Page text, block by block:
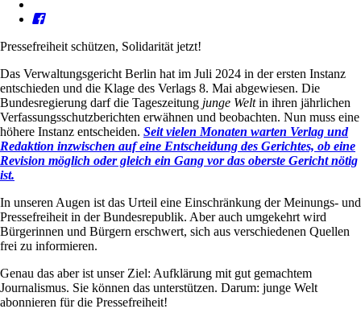
Pressefreiheit schützen, Solidarität jetzt!
Das Verwaltungsgericht Berlin hat im Juli 2024 in der ersten Instanz
entschieden und die Klage des Verlags 8. Mai abgewiesen. Die
Bundesregierung darf die Tageszeitung junge Weltin ihren jährlichen
Verfassungsschutzberichten erwähnen und beobachten. Nun muss eine
höhere Instanz entscheiden. Seit vielen Monaten warten Verlag und
Redaktion inzwischen auf eine Entscheidung des Gerichtes, ob eine
Revision möglich oder gleich ein Gang vor das oberste Gericht nötig
ist.
In unseren Augen ist das Urteil eine Einschränkung der Meinungs- und
Pressefreiheit in der Bundesrepublik. Aber auch umgekehrt wird
Bürgerinnen und Bürgern erschwert, sich aus verschiedenen Quellen
frei zu informieren.
Genau das aber ist unser Ziel: Aufklärung mit gut gemachtem
Journalismus. Sie können das unterstützen. Darum: junge Welt
abonnieren für die Pressefreiheit!